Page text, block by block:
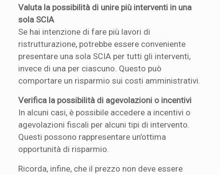
Valuta la possibilità di unire più interventi in una
sola SCIA
Se hai intenzione di fare più lavori di
ristrutturazione, potrebbe essere conveniente
presentare una sola SCIA per tutti gli interventi,
invece di una per ciascuno. Questo può
comportare un risparmio sui costi amministrativi.
Verifica la possibilità di agevolazioni o incentivi
In alcuni casi, è possibile accedere a incentivi o
agevolazioni fiscali per alcuni tipi di intervento.
Questi possono rappresentare un’ottima
opportunità di risparmio.
Ricorda, infine, che il prezzo non deve essere